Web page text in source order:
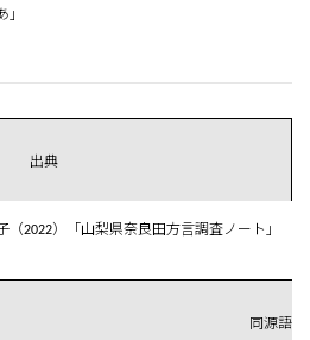
」
出典
2022）「山梨県奈良田方言調査ノート」
同源語